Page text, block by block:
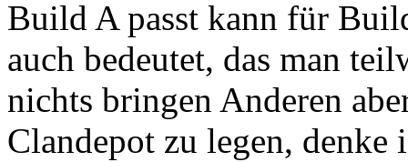
Build A passt kann für
auch bedeutet, das man
nichts bringen Anderen
Clandepot zu legen, denke